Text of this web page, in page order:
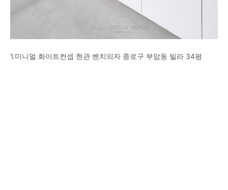
1.미니멀 화이트컨셉 현관 벤치의자 종로구 부암동 빌라 34평